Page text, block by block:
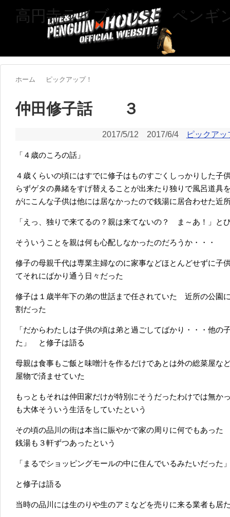
高円寺ライブハウス ペンギ
ホーム ピックアップ！
仲田修子話 ３
2017/5/12 2017/6/4 ピックアッ
「４歳のころの話」
４歳くらいの頃にはすでに修子はものすごくしっかりした
らずゲタの鼻緒をすげ替えることが出来たり独りで風呂道
がにこんな子供は他には居なかったので銭湯に居合わせた近
「えっ、独りで来てるの？親は来てないの？ ま～あ！」と
そういうことを親は何も心配しなかったのだろうか・・・
修子の母親千代は専業主婦なのに家事などほとんどせずに子
てそれにばかり通う日々だった
修子は１歳半年下の弟の世話まで任されていた 近所の公園
割だった
「だからわたしは子供の頃は弟と過ごしてばかり・・・他の
た」 と修子は語る
母親は食事もご飯と味噌汁を作るだけであとは外の総菜屋な
屋物で済ませていた
もっともそれは仲田家だけが特別にそうだったわけでは無
も大体そういう生活をしていたという
その頃の品川の街は本当に賑やかで家の周りに何でもあっ
銭湯も３軒ずつあったという
「まるでショッピングモールの中に住んでいるみたいだった
と修子は語る
当時の品川には生のりや生のアミなどを売りに来る業者も居